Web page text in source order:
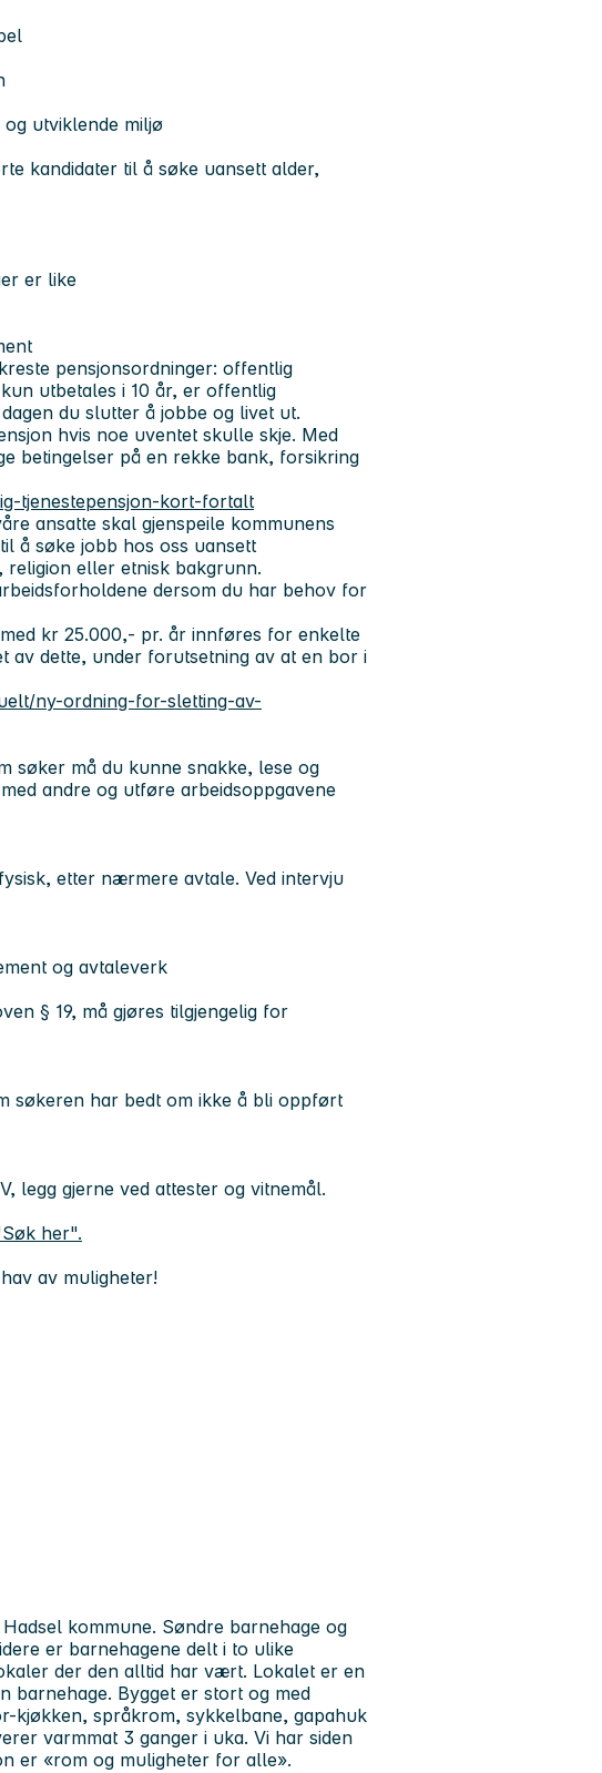
utviklende miljø
kandidater til å søke uansett alder,
er like
pensjonsordninger: offentlig
utbetales i 10 år, er offentlig
du slutter å jobbe og livet ut.
hvis noe uventet skulle skje. Med
betingelser på en rekke bank, forsikring
tjenestepensjon-kort-fortalt
ansatte skal gjenspeile kommunens
å søke jobb hos oss uansett
eller etnisk bakgrunn.
dersom du har behov for
kr 25.000,- pr. år innføres for enkelte
av dette, under forutsetning av at en bor i
ny-ordning-for-sletting-av-
søker må du kunne snakke, lese og
andre og utføre arbeidsoppgavene
etter nærmere avtale. Ved intervju
og avtaleverk
§ 19, må gjøres tilgjengelig for
søkeren har bedt om ikke å bli oppført
legg gjerne ved attester og vitnemål.
her".
av muligheter!
kommune. Søndre barnehage og
er barnehagene delt i to ulike
der den alltid har vært. Lokalet er en
barnehage. Bygget er stort og med
kjøkken, språkrom, sykkelbane, gapahuk
varmmat 3 ganger i uka. Vi har siden
er «rom og muligheter for alle».